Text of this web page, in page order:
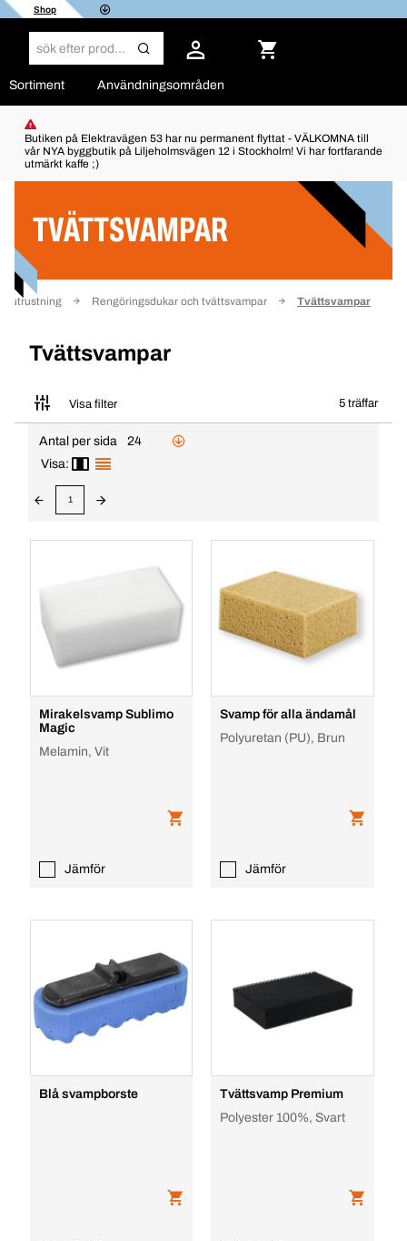
Shop
Sortiment Användningsområden
Butiken på Elektravägen 53 har nu permanent flyttat - VÄLKOMNA till
vår NYA byggbutik på Liljeholmsvägen 12 i Stockholm! Vi har fortfarande
utmärkt kaffe ;)
TVÄTTSVAMPAR
Rengöringsdukar och tvättsvampar Tvättsvampar
Tvättsvampar
Visa filter 5 träffar
Filter
Antal per sida
24
Visa:
1
Mirakelsvamp Sublimo
Magic
Melamin, Vit
Jämför
Svamp för alla ändamål
Polyuretan (PU), Brun
Jämför
Blå svampborste
Tvättsvamp Premium
Polyester 100%, Svart